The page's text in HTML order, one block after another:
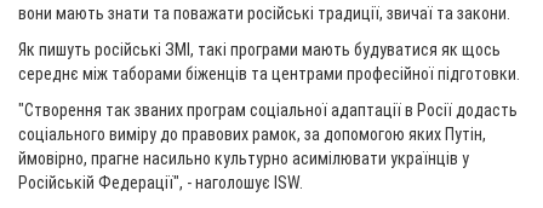
вони мають знати та поважати російські традиції, звичаї та закони.
Як пишуть російські ЗМІ, такі програми мають будуватися як щось
середнє між таборами біженців та центрами професійної підготовки.
"Створення так званих програм соціальної адаптації в Росії додасть
соціального виміру до правових рамок, за допомогою яких Путін,
ймовірно, прагне насильно культурно асимілювати українців у
Російській Федерації", - наголошує ISW.